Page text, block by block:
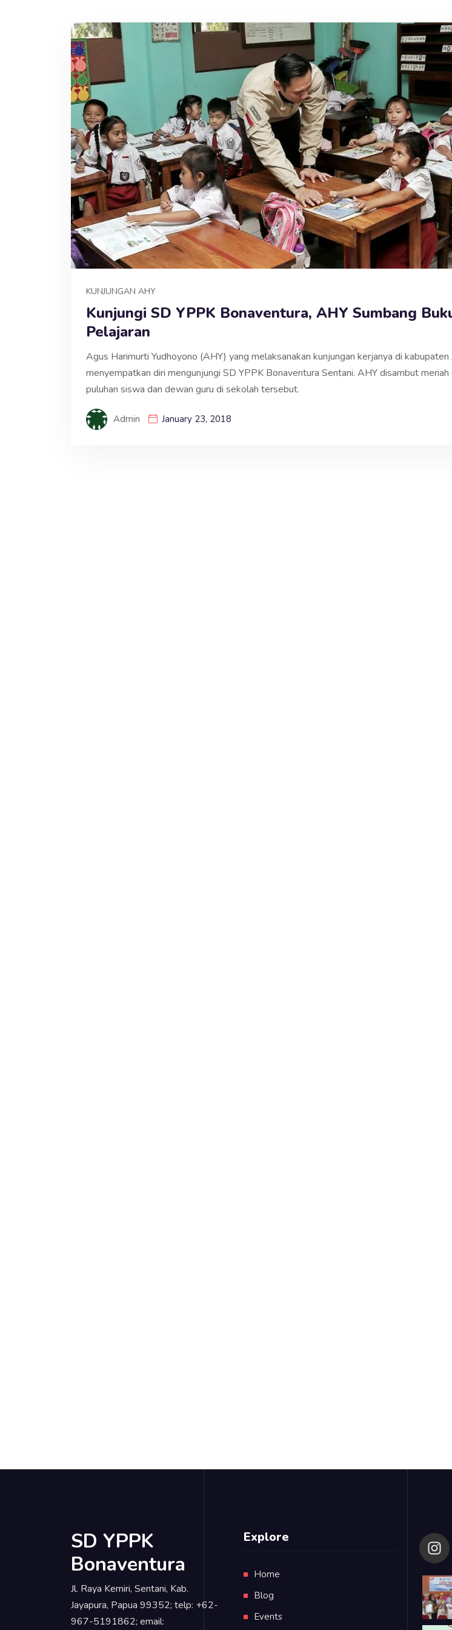
KUNJUNGAN AHY
Kunjungi SD YPPK Bonaventura, AHY Sumbang
Pelajaran
Agus Harimurti Yudhoyono (AHY) yang melaksanakan kunjungan kerjanya di kabupaten
menyempatkan diri mengunjungi SD YPPK Bonaventura Sentani. AHY disambut meriah
puluhan siswa dan dewan guru di sekolah tersebut.
Admin January 23, 2018
SD YPPK
Bonaventura
Jl. Raya Kemiri, Sentani, Kab.
Jayapura, Papua 99352; telp: +62-
967-5191862; email:
Explore
Home
Blog
Events